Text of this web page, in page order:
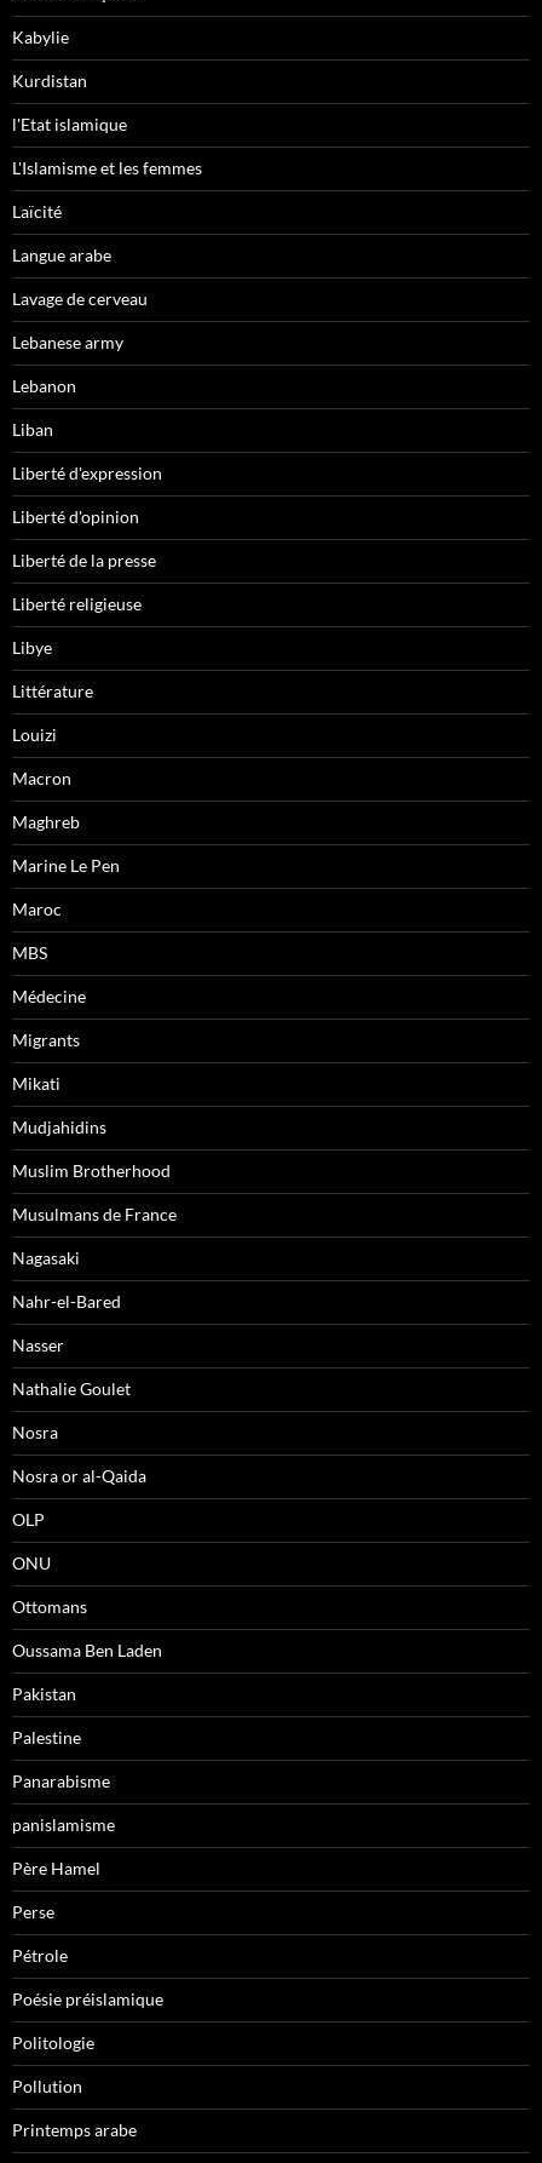
Kabylie
Kurdistan
l'Etat islamique
L'Islamisme et les femmes
Laïcité
Langue arabe
Lavage de cerveau
Lebanese army
Lebanon
Liban
Liberté d'expression
Liberté d'opinion
Liberté de la presse
Liberté religieuse
Libye
Littérature
Louizi
Macron
Maghreb
Marine Le Pen
Maroc
MBS
Médecine
Migrants
Mikati
Mudjahidins
Muslim Brotherhood
Musulmans de France
Nagasaki
Nahr-el-Bared
Nasser
Nathalie Goulet
Nosra
Nosra or al-Qaida
OLP
ONU
Ottomans
Oussama Ben Laden
Pakistan
Palestine
Panarabisme
panislamisme
Père Hamel
Perse
Pétrole
Poésie préislamique
Politologie
Pollution
Printemps arabe